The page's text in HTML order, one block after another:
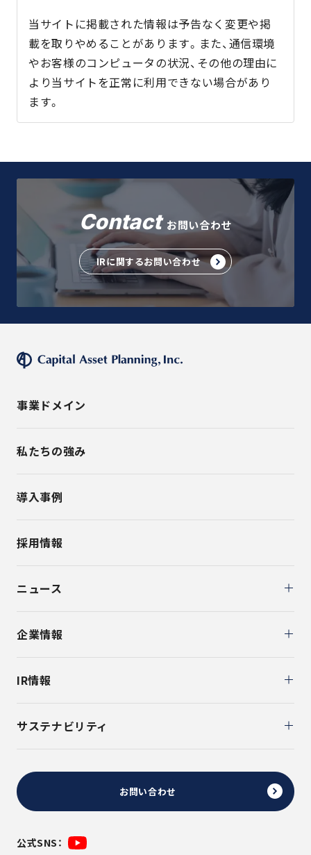
当サイトに掲載された情報は予告なく変更や掲
載を取りやめることがあります。また、通信環境
やお客様のコンピュータの状況、その他の理由に
より当サイトを正常に利用できない場合があり
ます。
Contact お問い合わせ
IRに関するお問い合わせ
事業ドメイン
私たちの強み
導入事例
採用情報
ニュース
企業情報
IR情報
サステナビリティ
お問い合わせ
公式SNS：